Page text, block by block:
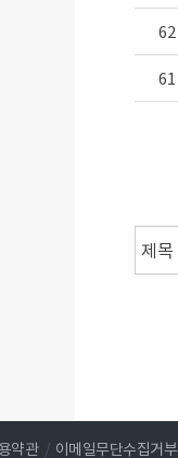
62
61
약관 / 이메일무단수집거부